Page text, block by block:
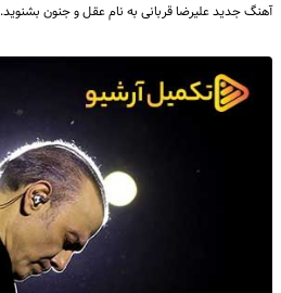
آهنگ جدید علیرضا قربانی به نام عقل و جنون بشنوید.